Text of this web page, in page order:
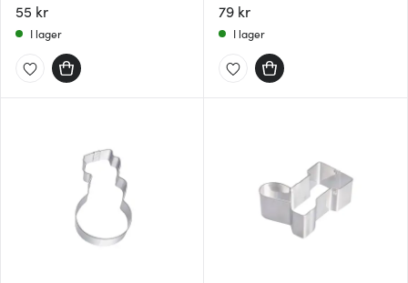
55 kr
I lager
79 kr
I lager